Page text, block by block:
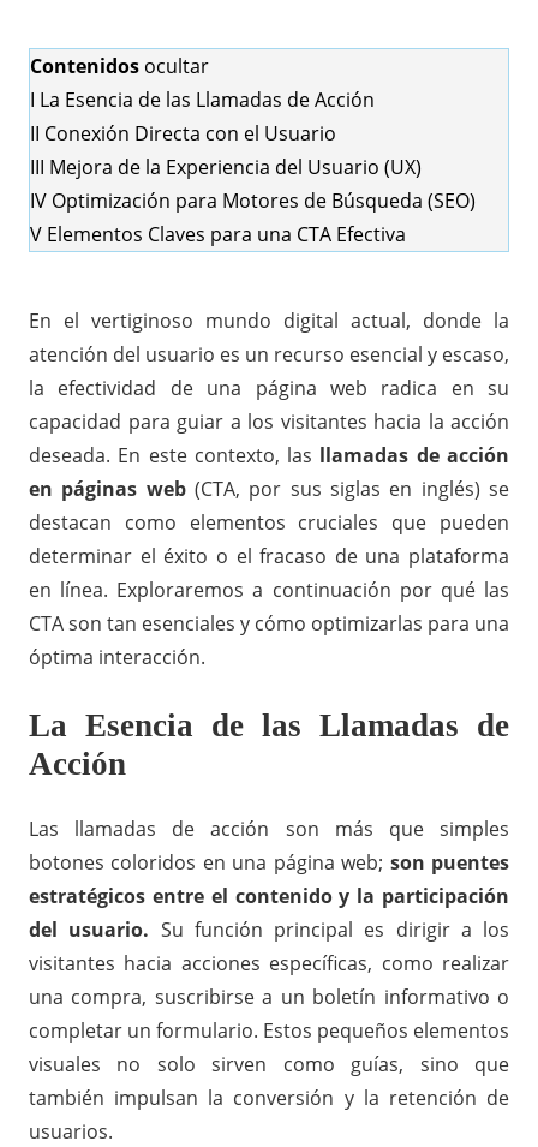
Contenidos ocultar
I La Esencia de las Llamadas de Acción
II Conexión Directa con el Usuario
III Mejora de la Experiencia del Usuario (UX)
IV Optimización para Motores de Búsqueda (SEO)
V Elementos Claves para una CTA Efectiva
En el vertiginoso mundo digital actual, donde la
atención del usuario es un recurso esencial y escaso,
la efectividad de una página web radica en su
capacidad para guiar a los visitantes hacia la acción
deseada. En este contexto, las llamadas de acción
en páginas web(CTA, por sus siglas en inglés) se
destacan como elementos cruciales que pueden
determinar el éxito o el fracaso de una plataforma
en línea. Exploraremos a continuación por qué las
CTA son tan esenciales y cómo optimizarlas para una
óptima interacción.
La Esencia de las Llamadas de
Acción
Las llamadas de acción son más que simples
botones coloridos en una página web; son puentes
estratégicos entre el contenido y la participación
del usuario. Su función principal es dirigir a los
visitantes hacia acciones específicas, como realizar
una compra, suscribirse a un boletín informativo o
completar un formulario. Estos pequeños elementos
visuales no solo sirven como guías, sino que
también impulsan la conversión y la retención de
usuarios.